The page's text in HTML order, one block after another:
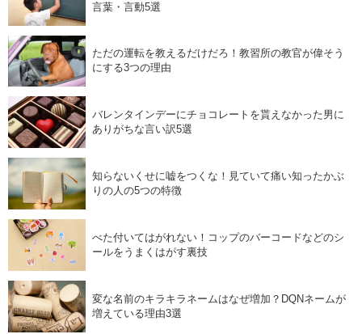
言葉・言動5選
ただの運転を教えるだけだろ！教習所の教官が偉そう
にする3つの理由
バレンタインデーにチョコレートを貰えなかった男に
ありがちな言い訳5選
知らないくせに嘘をつくな！見ていて痛い知ったかぶ
りの人の5つの特徴
べた付いてはがれない！コップのバーコードなどのシ
ールをうまくはがす裏技
変な名前のキラキラネームはなぜ増加？DQNネームが
増えている理由3選